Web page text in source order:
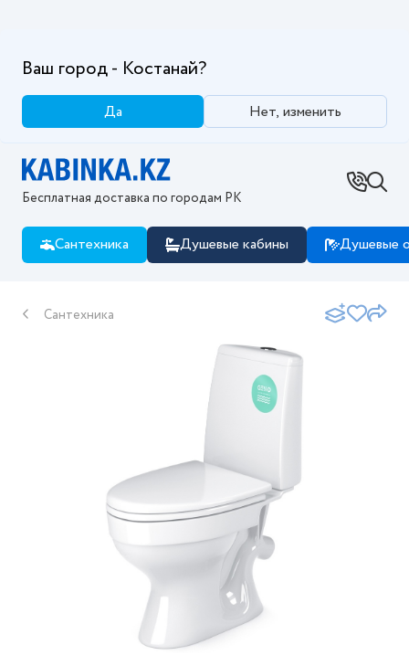
Ваш город - Костанай?
Да Нет, изменить
Бесплатная доставка по городам РК
Сантехника Душевые кабины Душевые
Сантехника